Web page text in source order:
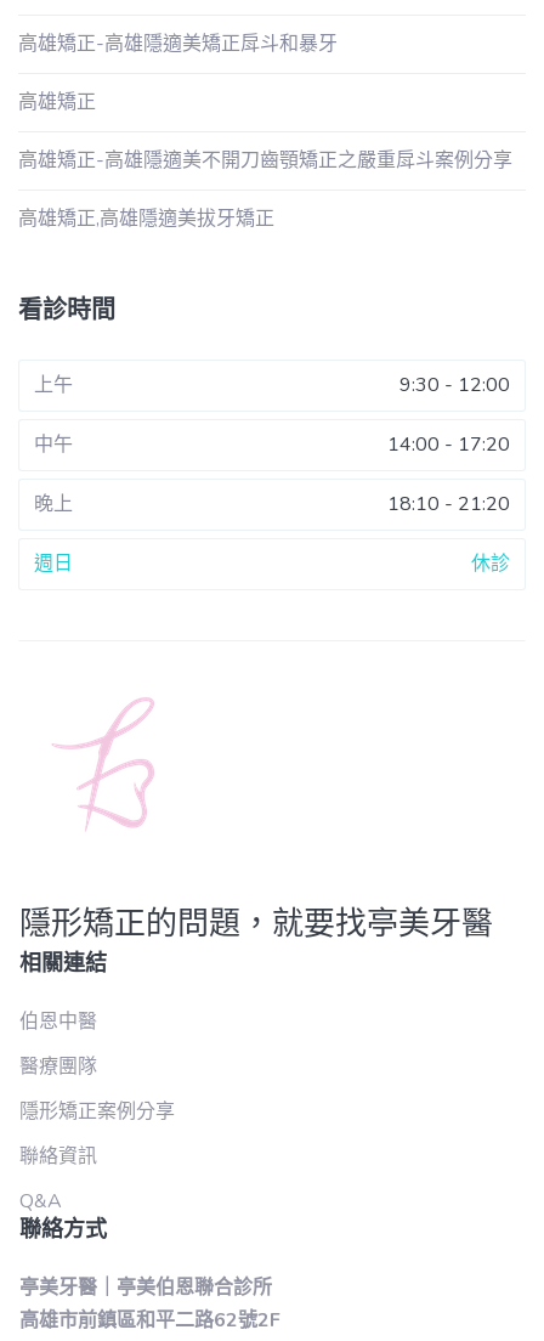
高雄矯正-高雄隱適美矯正戽斗和暴牙
高雄矯正
高雄矯正-高雄隱適美不開刀齒顎矯正之嚴重戽斗案例分享
高雄矯正,高雄隱適美拔牙矯正
看診時間
上午 9:30 - 12:00
中午 14:00 - 17:20
晚上 18:10 - 21:20
週日 休診
隱形矯正的問題，就要找亭美牙醫
相關連結
伯恩中醫
醫療團隊
隱形矯正案例分享
聯絡資訊
Q&A
聯絡方式
亭美牙醫｜亭美伯恩聯合診所
高雄市前鎮區和平二路62號2F